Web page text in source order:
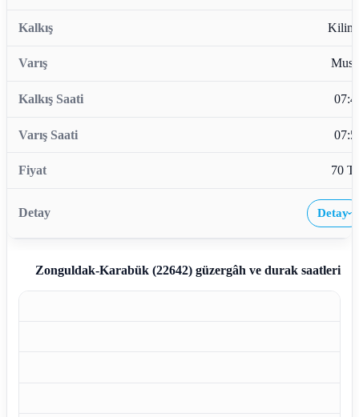
70
Detay›
Zonguldak-Karabük (22642)güzergâh ve durak saatleri